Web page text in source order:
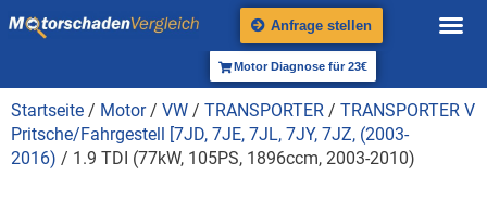
Anfrage stellen
Motor Diagnose für 23€
Startseite / Motor/ VW / TRANSPORTER / TRANSPORTER V
Pritsche/Fahrgestell [7JD, 7JE, 7JL, 7JY, 7JZ, (2003-
2016) / 1.9 TDI (77kW, 105PS, 1896ccm, 2003-2010)